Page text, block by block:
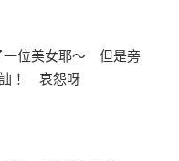
一位美女耶～ 但是旁
！ 哀怨呀